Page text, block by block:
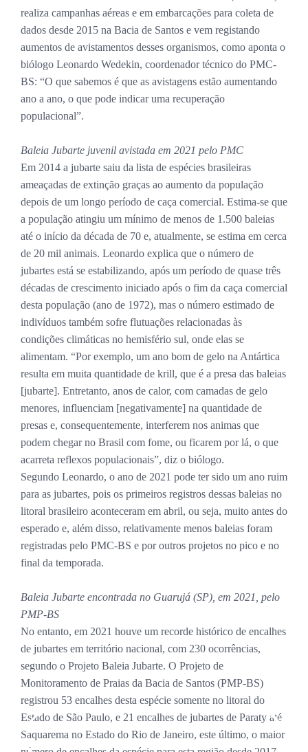
realiza campanhas aéreas e em embarcações para coleta de
dados desde 2015 na Bacia de Santos e vem registando
aumentos de avistamentos desses organismos, como aponta o
biólogo Leonardo Wedekin, coordenador técnico do PMC-
BS: “O que sabemos é que as avistagens estão aumentando
ano a ano, o que pode indicar uma recuperação
populacional”.
Baleia Jubarte juvenil avistada em 2021 pelo PMC
Em 2014 a jubarte saiu da lista de espécies brasileiras
ameaçadas de extinção graças ao aumento da população
depois de um longo período de caça comercial. Estima-se que
a população atingiu um mínimo de menos de 1.500 baleias
até o início da década de 70 e, atualmente, se estima em cerca
de 20 mil animais. Leonardo explica que o número de
jubartes está se estabilizando, após um período de quase três
décadas de crescimento iniciado após o fim da caça comercial
desta população (ano de 1972), mas o número estimado de
indivíduos também sofre flutuações relacionadas às
condições climáticas no hemisfério sul, onde elas se
alimentam. “Por exemplo, um ano bom de gelo na Antártica
resulta em muita quantidade de krill, que é a presa das baleias
[jubarte]. Entretanto, anos de calor, com camadas de gelo
menores, influenciam [negativamente] na quantidade de
presas e, consequentemente, interferem nos animas que
podem chegar no Brasil com fome, ou ficarem por lá, o que
acarreta reflexos populacionais”, diz o biólogo.
Segundo Leonardo, o ano de 2021 pode ter sido um ano ruim
para as jubartes, pois os primeiros registros dessas baleias no
litoral brasileiro aconteceram em abril, ou seja, muito antes do
esperado e, além disso, relativamente menos baleias foram
registradas pelo PMC-BS e por outros projetos no pico e no
final da temporada.
Baleia Jubarte encontrada no Guarujá (SP), em 2021, pelo
PMP-BS
No entanto, em 2021 houve um recorde histórico de encalhes
de jubartes em território nacional, com 230 ocorrências,
segundo o Projeto Baleia Jubarte. O Projeto de
Monitoramento de Praias da Bacia de Santos (PMP-BS)
registrou 53 encalhes desta espécie somente no litoral do
Estado de São Paulo, e 21 encalhes de jubartes de Paraty até
Saquarema no Estado do Rio de Janeiro, este último, o maior